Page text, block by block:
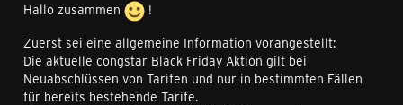
Hallo zusammen
!
Zuerst sei eine allgemeine Information vorangestellt:
Die aktuelle congstar Black Friday Aktion gilt bei
Neuabschlüssen von Tarifen und nur in bestimmten Fällen
für bereits bestehende Tarife.